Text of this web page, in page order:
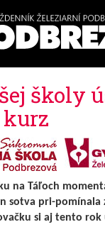
školy
na Táľoch
sotva pri-pomínala
si aj tento rok